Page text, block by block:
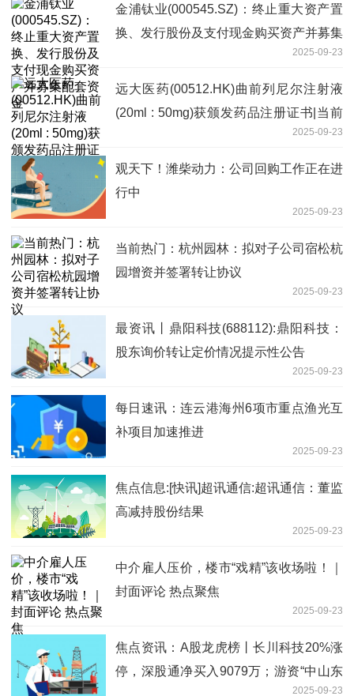
金浦钛业(000545.SZ)：终止重大资产置
换、发行股份及支付现金购买资产并募集
2025-09-23
远大医药(00512.HK)曲前列尼尔注射液
(20ml : 50mg)获颁发药品注册证书|当前
2025-09-23
观天下！潍柴动力：公司回购工作正在进
行中
2025-09-23
当前热门：杭州园林：拟对子公司宿松杭
园增资并签署转让协议
2025-09-23
最资讯丨鼎阳科技(688112):鼎阳科技：
股东询价转让定价情况提示性公告
2025-09-23
每日速讯：连云港海州6项市重点渔光互
补项目加速推进
2025-09-23
焦点信息:[快讯]超讯通信:超讯通信：董监
高减持股份结果
2025-09-23
中介雇人压价，楼市“戏精”该收场啦！｜
封面评论 热点聚焦
2025-09-23
焦点资讯：A股龙虎榜丨长川科技20%涨
停，深股通净买入9079万；游资“中山东
2025-09-23